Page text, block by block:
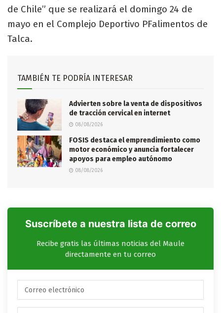
de Chile” que se realizará el domingo 24 de
mayo en el Complejo Deportivo PFalimentos de
Talca.
TAMBIÉN TE PODRÍA INTERESAR
Advierten sobre la venta de dispositivos
de tracción cervical en internet
08/08/2026
FOSIS destaca el emprendimiento como
motor económico y anuncia fortalecer
apoyos para empleo autónomo
08/08/2026
Suscríbete a nuestra lista de correo
Recibe gratis las últimas noticias del Maule
directamente en tu correo